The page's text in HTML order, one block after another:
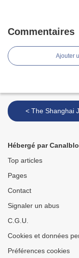
Commentaires
Ajouter
< The Shanghai
Hébergé par
Top articles
Pages
Contact
Signaler un abus
C.G.U.
Cookies et données
Préférences cookies